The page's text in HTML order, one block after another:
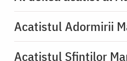
Acatistul Adormirii
Acatistul Sfinților